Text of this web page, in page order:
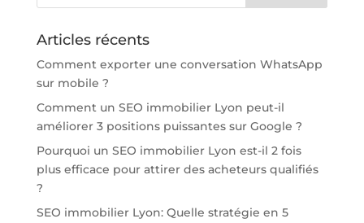
Articles récents
Comment exporter une conversation WhatsApp
sur mobile ?
Comment un SEO immobilier Lyon peut-il
améliorer 3 positions puissantes sur Google ?
Pourquoi un SEO immobilier Lyon est-il 2 fois
plus efficace pour attirer des acheteurs qualifiés
?
SEO immobilier Lyon: Quelle stratégie en 5